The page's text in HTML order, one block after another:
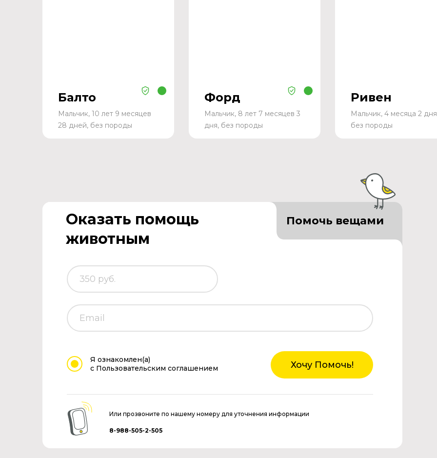
Балто
Мальчик, 10 лет 9 месяцев
28 дней, без породы
Форд
Мальчик, 8 лет 7 месяцев 3
дня, без породы
Ривен
Мальчик, 4 месяца 2
без породы
Оказать помощь
животным
Помочь вещами
Я ознакомлен(а)
с Пользовательским соглашением
Хочу Помочь!
Или прозвоните по нашему номеру для уточнения информации
8-988-505-2-505